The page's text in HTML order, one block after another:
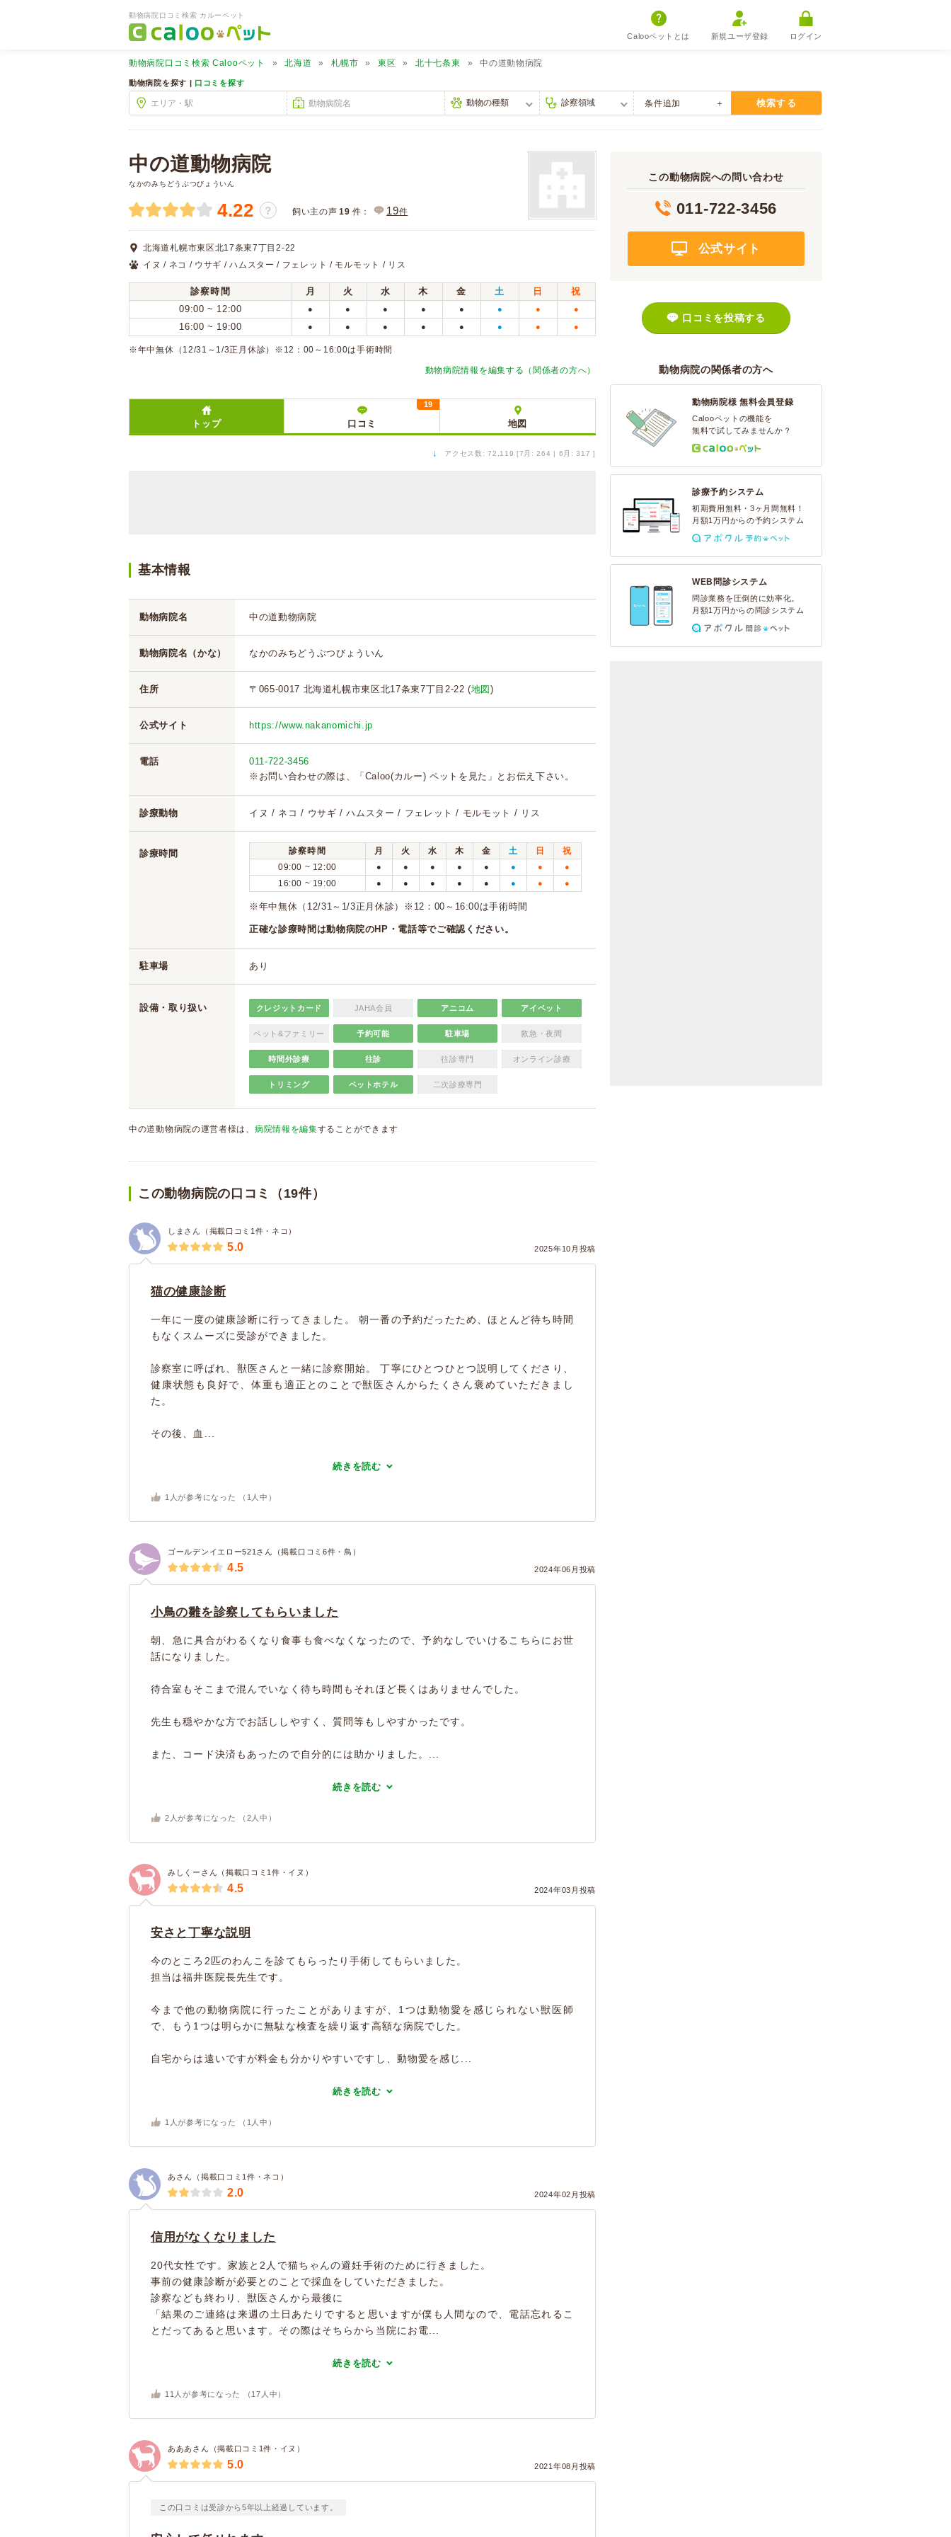
動物病院口コミ検索 カルーペット
Calooペットとは 新規ユーザ登録 ログイン
動物病院口コミ検索 Calooペット 北海道 札幌市 東区 北十七条東 中の道動物病院
動物病院を探す | 口コミを探す
条件追加 検索する
中の道動物病院
なかのみちどうぶつびょういん
4.22 ？ 飼い主の声 19 件： 19件
北海道札幌市東区北17条東7丁目2-22
イヌ / ネコ / ウサギ / ハムスター / フェレット / モルモット / リス
診察時間 月 火 水 木 金 土 日
祝
09:00 ~ 12:00
● ● ● ● ● ● ● ●
16:00 ~ 19:00 ● ● ● ● ● ● ● ●
※年中無休（12/31～1/3正月休診）※12：00～16:00は手術時間
動物病院情報を編集する（関係者の方へ）
トップ 口コミ
19
地図
↓ アクセス数: 72,119 [7月: 264 | 6月: 317 ]
基本情報
動物病院名 中の道動物病院
動物病院名（かな） なかのみちどうぶつびょういん
住所 〒065-0017 北海道札幌市東区北17条東7丁目2-22 (地図)
公式サイト https://www.nakanomichi.jp
電話
011-722-3456
※お問い合わせの際は、「Caloo(カルー) ペットを見た」とお伝え下さい。
診療動物 イヌ / ネコ / ウサギ / ハムスター / フェレット / モルモット / リス
診療時間 診察時間 月 火 水 木 金 土 日
祝
09:00 ~ 12:00
● ● ● ● ● ● ● ●
16:00 ~ 19:00 ● ● ● ● ● ● ● ●
※年中無休（12/31～1/3正月休診）※12：00～16:00は手術時間
正確な診療時間は動物病院のHP・電話等でご確認ください。
駐車場 あり
設備・取り扱い クレジットカード JAHA会員 アニコム アイペット
ペット&ファミリー 予約可能 駐車場 救急・夜間
時間外診療 往診 往診専門 オンライン診療
トリミング ペットホテル 二次診療専門
中の道動物病院の運営者様は、 病院情報を編集することができます
この動物病院の口コミ（19件）
しまさん（掲載口コミ1件・ネコ）
2025年10月投稿
5.0
猫の健康診断
一年に一度の健康診断に行ってきました。 朝一番の予約だったため、ほとんど待ち時間
もなくスムーズに受診ができました。
診察室に呼ばれ、獣医さんと一緒に診察開始。 丁寧にひとつひとつ説明してくださり、
健康状態も良好で、体重も適正とのことで獣医さんからたくさん褒めていただきまし
た。
その後、血...
続きを読む
1 人が参考になった （ 1 人中）
ゴールデンイエロー521さん（掲載口コミ6件・鳥）
2024年06月投稿
4.5
小鳥の雛を診察してもらいました
朝、急に具合がわるくなり食事も食べなくなったので、予約なしでいけるこちらにお世
話になりました。
待合室もそこまで混んでいなく待ち時間もそれほど長くはありませんでした。
先生も穏やかな方でお話ししやすく、質問等もしやすかったです。
また、コード決済もあったので自分的には助かりました。...
続きを読む
2 人が参考になった （ 2 人中）
みしくーさん（掲載口コミ1件・イヌ）
2024年03月投稿
4.5
安さと丁寧な説明
今のところ2匹のわんこを診てもらったり手術してもらいました。
担当は福井医院長先生です。
今まで他の動物病院に行ったことがありますが、1つは動物愛を感じられない獣医師
で、もう1つは明らかに無駄な検査を繰り返す高額な病院でした。
自宅からは遠いですが料金も分かりやすいですし、動物愛を感じ...
続きを読む
1 人が参考になった （ 1 人中）
あさん（掲載口コミ1件・ネコ）
2024年02月投稿
2.0
信用がなくなりました
20代女性です。家族と2人で猫ちゃんの避妊手術のために行きました。
事前の健康診断が必要とのことで採血をしていただきました。
診察なども終わり、獣医さんから最後に
「結果のご連絡は来週の土日あたりですると思いますが僕も人間なので、電話忘れるこ
とだってあると思います。その際はそちらから当院にお電...
続きを読む
11 人が参考になった （ 17 人中）
あああさん（掲載口コミ1件・イヌ）
2021年08月投稿
5.0
この口コミは受診から5年以上経過しています。
この動物病院への問い合わせ
011-722-3456
公式サイト
口コミを投稿する
動物病院の関係者の方へ
動物病院様 無料会員登録
Calooペットの機能を
無料で試してみませんか？
診療予約システム
初期費用無料・3ヶ月間無料！
月額1万円からの予約システム
WEB問診システム
問診業務を圧倒的に効率化。
月額1万円からの問診システム